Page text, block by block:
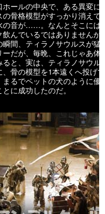
ールの中央で、ある異変に
骨格模型がすっかり消えて
の音が……。なんとそこには
飲んでいるではありません
間、ティラノサウルスが猛
ーだが、毎晩、これじゃあ
と、実は、ティラノサウル
骨の模型を1本遠くへ投げ
るでペットの犬のように優
に成功したのだ。